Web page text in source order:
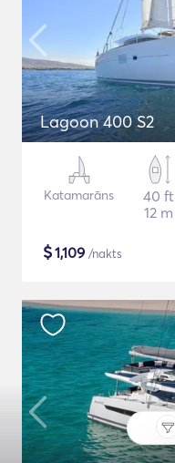
Lagoon 400 S2
Katamarāns
40 ft
12 m
$1,109 /nakts